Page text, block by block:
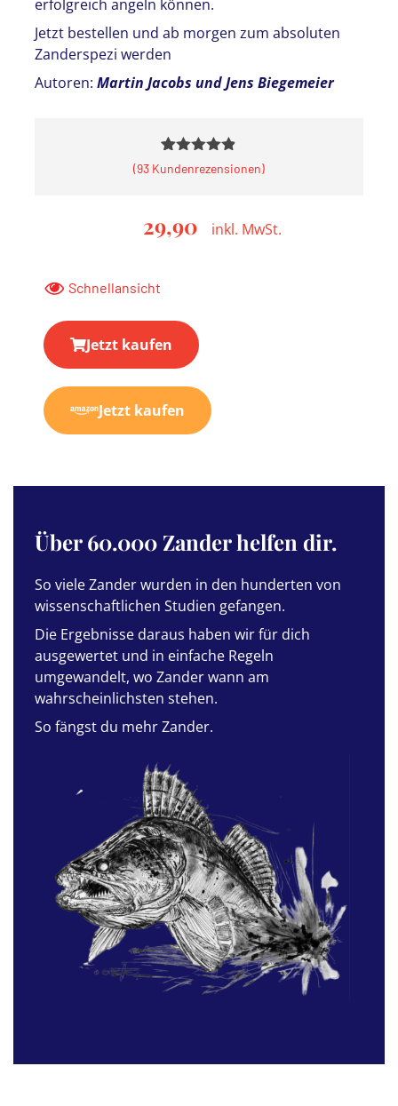
erfolgreich angeln können.
Jetzt bestellen und ab morgen zum absoluten
Zanderspezi werden
Autoren: Martin Jacobs und Jens Biegemeier
Bewertet
auf
93
Kundenbewertungen
(93 Kundenrezensionen)
29,90
Schnellansicht
Jetzt kaufen
Jetzt kaufen
Über 60.000 Zander helfen dir.
So viele Zander wurden in den hunderten von
wissenschaftlichen Studien gefangen.
Die Ergebnisse daraus haben wir für dich
ausgewertet und in einfache Regeln
umgewandelt, wo Zander wann am
wahrscheinlichsten stehen.
So fängst du mehr Zander.